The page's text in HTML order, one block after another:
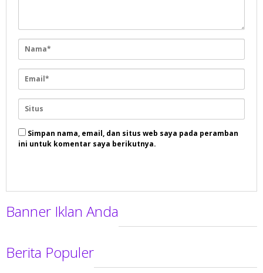
Simpan nama, email, dan situs web saya pada peramban
ini untuk komentar saya berikutnya.
Banner Iklan Anda
Berita Populer